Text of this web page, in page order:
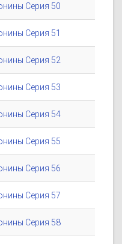
Серия 50
Серия 51
Серия 52
Серия 53
Серия 54
Серия 55
Серия 56
Серия 57
Серия 58